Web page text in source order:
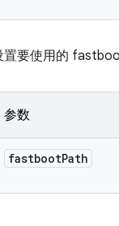
置要使用的
参数
fastbootPath